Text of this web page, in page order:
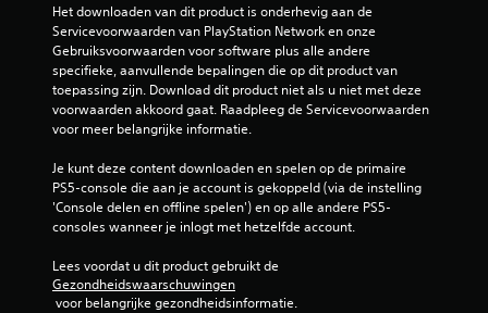
n
Het downloaden van dit product is onderhevig aan de
Servicevoorwaarden van PlayStation Network en onze
Gebruiksvoorwaarden voor software plus alle andere
specifieke, aanvullende bepalingen die op dit product van
toepassing zijn. Download dit product niet als u niet met deze
voorwaarden akkoord gaat. Raadpleeg de Servicevoorwaarden
voor meer belangrijke informatie.
Je kunt deze content downloaden en spelen op de primaire
PS5-console die aan je account is gekoppeld (via de instelling
'Console delen en offline spelen') en op alle andere PS5-
consoles wanneer je inlogt met hetzelfde account.
Lees voordat u dit product gebruikt de
Gezondheidswaarschuwingen
voor belangrijke gezondheidsinformatie.